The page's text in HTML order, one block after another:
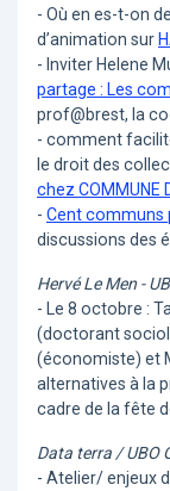
- Où en es-t-on
d’animation sur
- Inviter Helene
partage : Les
prof@brest, la
- comment
le droit des
chez COMMUNE
- Cent communs
discussions des
Hervé Le Men -
- Le 8 octobre :
(doctorant
(économiste) et
alternatives à la
cadre de la fête
Data terra / UBO
- Atelier/ enjeux